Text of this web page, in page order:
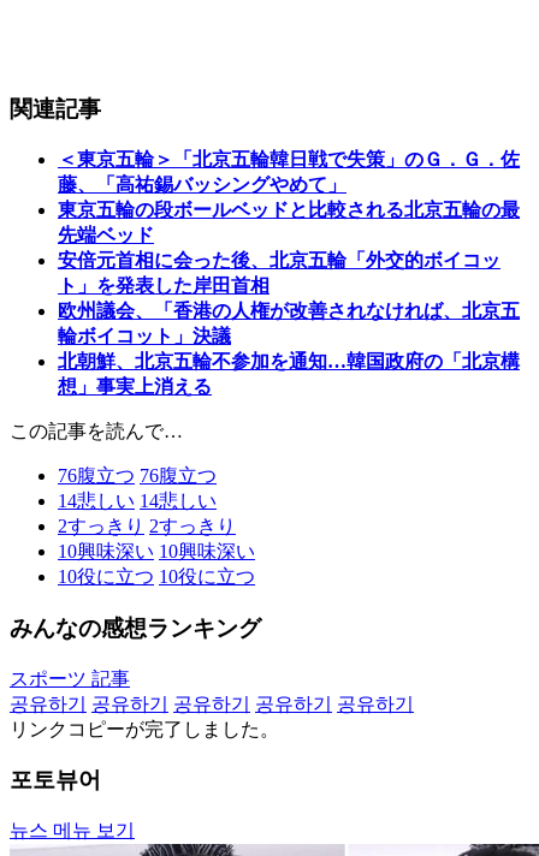
関連記事
＜東京五輪＞「北京五輪韓日戦で失策」のＧ．Ｇ．佐
藤、「高祐錫バッシングやめて」
東京五輪の段ボールベッドと比較される北京五輪の最
先端ベッド
安倍元首相に会った後、北京五輪「外交的ボイコッ
ト」を発表した岸田首相
欧州議会、「香港の人権が改善されなければ、北京五
輪ボイコット」決議
北朝鮮、北京五輪不参加を通知…韓国政府の「北京構
想」事実上消える
この記事を読んで…
76腹立つ 76腹立つ
14悲しい 14悲しい
2すっきり 2すっきり
10興味深い 10興味深い
10役に立つ 10役に立つ
みんなの感想ランキング
スポーツ 記事
공유하기
공유하기 공유하기 공유하기
공유하기
リンクコピーが完了しました。
포토뷰어
뉴스 메뉴 보기